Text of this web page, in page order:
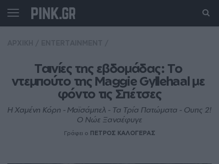
Ταινίες της εβδομάδας: Το
ντεμπούτο της Maggie Gyllehaal με
φόντο τις Σπέτσες
Η Χαμένη Κόρη - Μαϊσάμπελ - Τα Τρία Πατώματα - Ουπς 2!
Ο Νώε Ξαναέφυγε
Γράφει ο ΠΕΤΡΟΣ ΚΑΛΟΓΕΡΑΣ